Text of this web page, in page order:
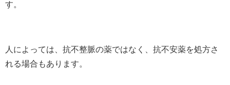
す。
人によっては、抗不整脈の薬ではなく、抗不安薬を処方さ
れる場合もあります。